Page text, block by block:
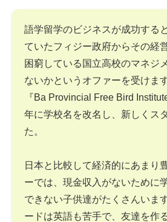
語学留学のビジネスが成功する
ていたフィジー政府からその経
困窮している国立高校のマネジ
ないかというオファーを受けま
『Ba Provincial Free Bird
年に学校名を改名し、新しくス
た。
日本と比較して経済的にあまり
ーでは、現金収入がないために
できない子供達がたくさんいま
ードは英語も苦手で、友達を作